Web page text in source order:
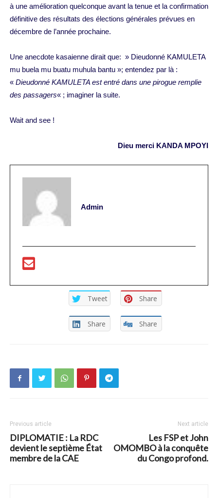
à une amélioration quelconque avant la tenue et la confirmation
définitive des résultats des élections générales prévues en
décembre de l’année prochaine.
Une anecdote kasaienne dirait que: » Dieudonné KAMULETA
mu buela mu buatu muhula bantu »; entendez par là :
« Dieudonné KAMULETA est entré dans une pirogue remplie
des passagers« ; imaginer la suite.
Wait and see !
Dieu merci KANDA MPOYI
Admin
Tweet Share
Share Share
Previous article
DIPLOMATIE : La RDC
devient le septième État
membre de la CAE
Next article
Les FSP et John
OMOMBO à la conquête
du Congo profond.